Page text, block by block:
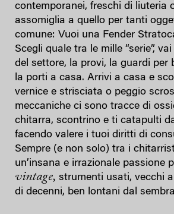
contemporanei, freschi di liuteria
assomiglia a quello per tanti
comune: Vuoi una Fender
Scegli quale tra le mille “serie”,
del settore, la provi, la guardi per
la porti a casa. Arrivi a casa e
vernice e strisciata o peggio
meccaniche ci sono tracce di
chitarra, scontrino e ti catapulti
facendo valere i tuoi diritti di
Sempre (e non solo) tra i
un’insana e irrazionale passione
vintage, strumenti usati, vecchi
di decenni, ben lontani dal